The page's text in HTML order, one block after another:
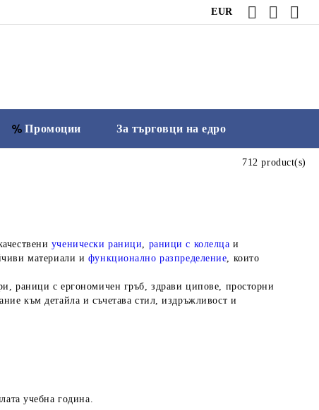
EUR
Промоции За търговци на едро
ученически раници, раници с колелца и
материали и функционално разпределение, които
раници с ергономичен гръб, здрави ципове, просторни
към детайла и съчетава стил, издръжливост и
учебна година.
712 product(s)